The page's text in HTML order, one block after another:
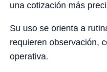
una cotización más
Su uso se orienta a
requieren observación,
operativa.